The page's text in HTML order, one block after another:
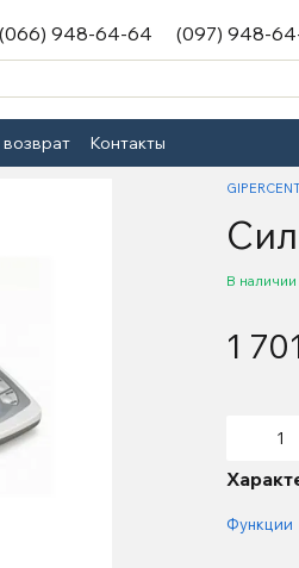
(066) 948-64-64 (097) 948-
Контакты
В наличии
1
Функции